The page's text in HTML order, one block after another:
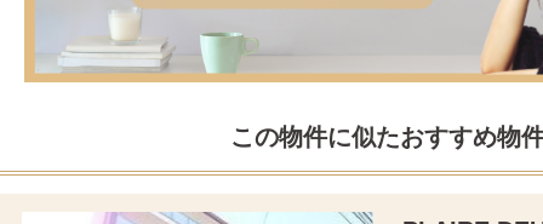
この物件に似たおすすめ物